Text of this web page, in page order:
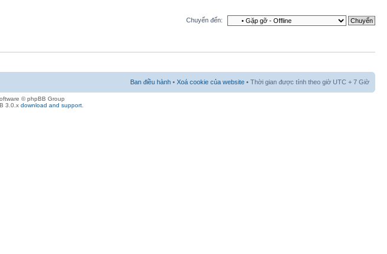
Chuyển đến:
Ban điều hành • Xoá cookie của website • Thời gian được tính theo giờ UTC + 7 Giờ
© phpBB Group
3.0.x download and support.